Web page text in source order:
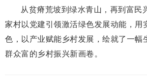
从贫瘠荒坡到绿水青山，再到富民
家村以党建引领激活绿色发展动能，用
色，以产业赋能乡村发展，绘就了一幅
群众富的乡村振兴新画卷。